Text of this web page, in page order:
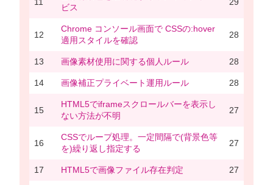
ビス
12
Chrome コンソール画面で CSSの:hover
適用スタイルを確認
28
13 画像素材使用に関する個人ルール 28
14 画像補正プライベート運用ルール 28
15
HTML5でiframeスクロールバーを表示し
ない方法が不明
27
16
CSSでループ処理。一定間隔で(背景色等
を)繰り返し指定する
27
17 HTML5で画像ファイル存在判定 27